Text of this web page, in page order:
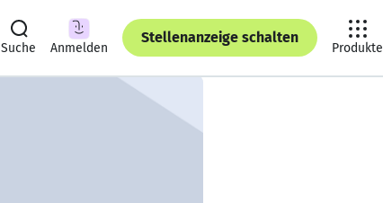
Suche Anmelden
Stellenanzeige schalten
Produkte